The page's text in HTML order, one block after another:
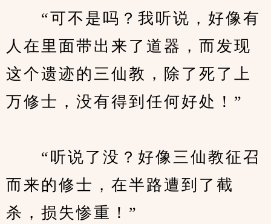
“可不是吗？我听说，好像有
人在里面带出来了道器，而发现
这个遗迹的三仙教，除了死了上
万修士，没有得到任何好处！”
“听说了没？好像三仙教征召
而来的修士，在半路遭到了截
杀，损失惨重！”